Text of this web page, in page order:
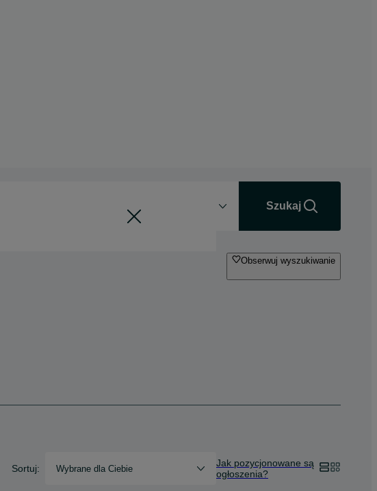
Szukaj
Obserwuj wyszukiwanie
Sortuj: Wybrane dla Ciebie
Jak pozycjonowane są
ogłoszenia?